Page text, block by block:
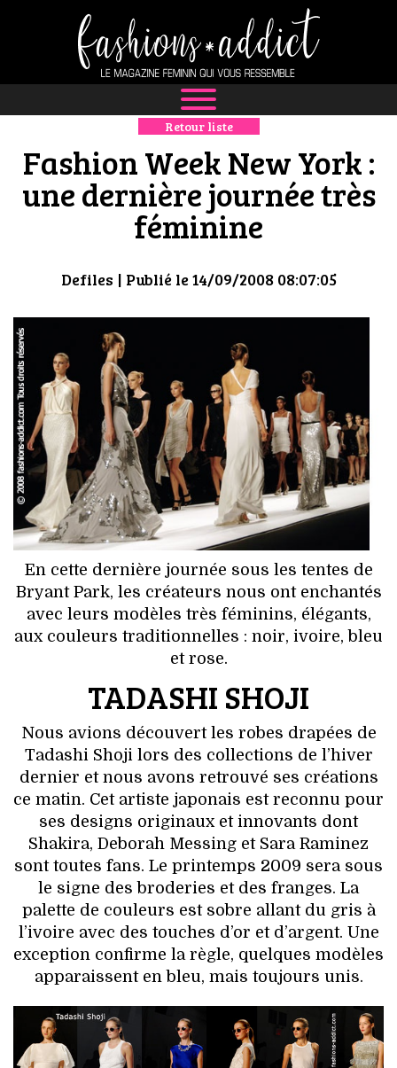
NEWS
MODE
LUXE
DÉFILÉS
BOUTIQUE
CULTURE
HIGH TECH
MAISON
AUTO
LIEUX TENDANCES
BEAUTÉ
MODE DE RUE
JEUNES CRÉATEURS
HISTOIRE DES MARQUES
DÉCO
VOYAGES & LOISIRS
Retour liste
Fashion Week New York :
une dernière journée très
féminine
Defiles | Publié le 14/09/2008 08:07:05
En cette dernière journée sous les tentes de
Bryant Park, les créateurs nous ont enchantés
avec leurs modèles très féminins, élégants,
aux couleurs traditionnelles : noir, ivoire, bleu
et rose.
TADASHI SHOJI
Nous avions découvert les robes drapées de
Tadashi Shoji lors des collections de l’hiver
dernier et nous avons retrouvé ses créations
ce matin. Cet artiste japonais est reconnu pour
ses designs originaux et innovants dont
Shakira, Deborah Messing et Sara Raminez
sont toutes fans. Le printemps 2009 sera sous
le signe des broderies et des franges. La
palette de couleurs est sobre allant du gris à
l’ivoire avec des touches d’or et d’argent. Une
exception confirme la règle, quelques modèles
apparaissent en bleu, mais toujours unis.